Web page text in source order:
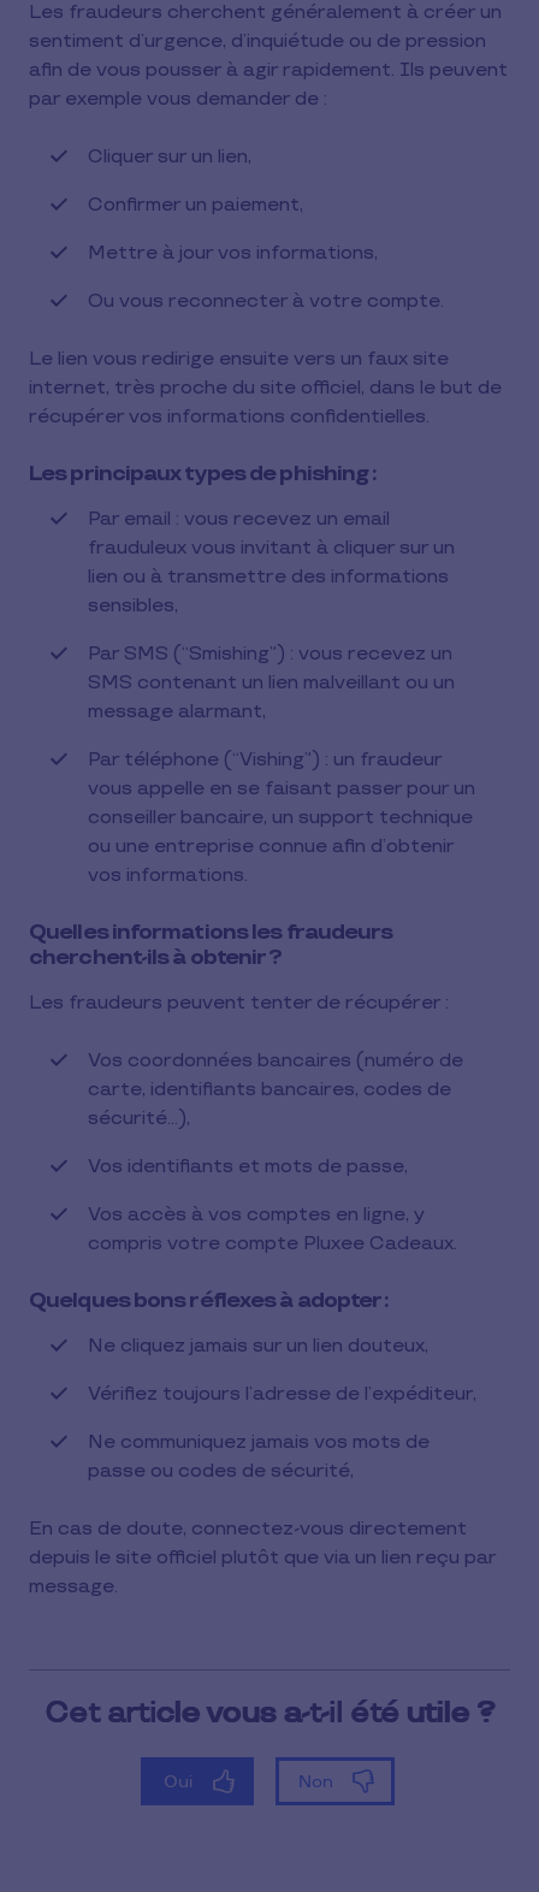
Les fraudeurs cherchent généralement à créer un
sentiment d’urgence, d’inquiétude ou de pression
afin de vous pousser à agir rapidement. Ils peuvent
par exemple vous demander de :
Cliquer sur un lien,
Confirmer un paiement,
Mettre à jour vos informations,
Ou vous reconnecter à votre compte.
Le lien vous redirige ensuite vers un faux site
internet, très proche du site officiel, dans le but de
récupérer vos informations confidentielles.
Les principaux types de phishing :
Par email : vous recevez un email
frauduleux vous invitant à cliquer sur un
lien ou à transmettre des informations
sensibles,
Par SMS (“Smishing”) : vous recevez un
SMS contenant un lien malveillant ou un
message alarmant,
Par téléphone (“Vishing”) : un fraudeur
vous appelle en se faisant passer pour un
conseiller bancaire, un support technique
ou une entreprise connue afin d’obtenir
vos informations.
Quelles informations les fraudeurs
cherchent-ils à obtenir ?
Les fraudeurs peuvent tenter de récupérer :
Vos coordonnées bancaires (numéro de
carte, identifiants bancaires, codes de
sécurité…),
Vos identifiants et mots de passe,
Vos accès à vos comptes en ligne, y
compris votre compte Pluxee Cadeaux.
Quelques bons réflexes à adopter :
Ne cliquez jamais sur un lien douteux,
Vérifiez toujours l’adresse de l’expéditeur,
Ne communiquez jamais vos mots de
passe ou codes de sécurité,
En cas de doute, connectez-vous directement
depuis le site officiel plutôt que via un lien reçu par
message.